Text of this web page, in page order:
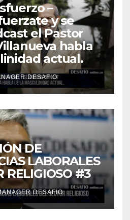
–
y se
el Pastor
habla
actual.
DE
LABORALES
RELIGIOSO #3